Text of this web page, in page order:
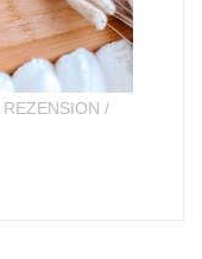
REZENSION /